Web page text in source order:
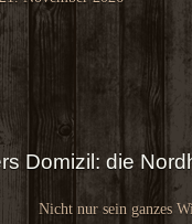
Domizil: die
Nicht nur sein ganzes